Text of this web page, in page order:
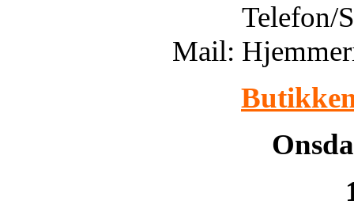
Telefon/
Mail: